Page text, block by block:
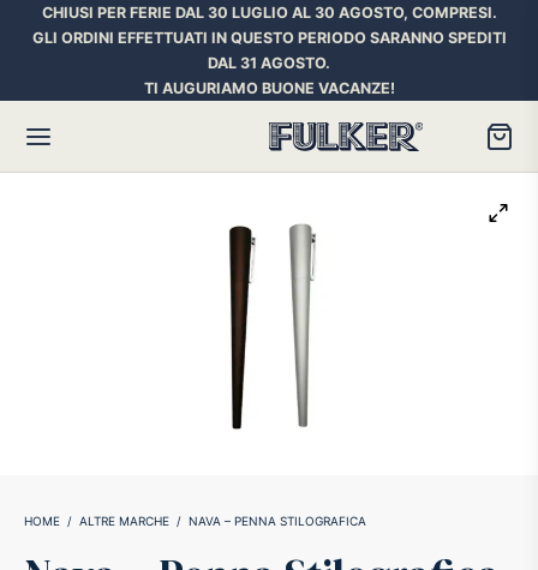
CHIUSI PER FERIE DAL 30 LUGLIO AL 30 AGOSTO, COMPRESI.
GLI ORDINI EFFETTUATI IN QUESTO PERIODO SARANNO SPEDITI
DAL 31 AGOSTO.
TI AUGURIAMO BUONE VACANZE!
HOME / ALTRE MARCHE / NAVA – PENNA STILOGRAFICA
Penne Stilografiche
Penne Roller